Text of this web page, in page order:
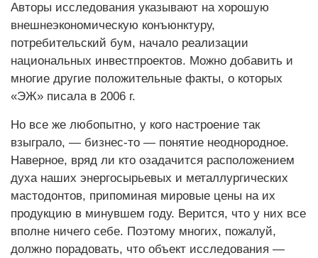
Авторы исследования указывают на хорошую
внешнеэкономическую конъюнктуру,
потребительский бум, начало реализации
национальных инвестпроектов. Можно добавить и
многие другие положительные факты, о которых
«ЭЖ» писала в 2006 г.
Но все же любопытно, у кого настроение так
взыграло, — бизнес-то — понятие неоднородное.
Наверное, вряд ли кто озадачится расположением
духа наших энергосырьевых и металлургических
мастодонтов, припоминая мировые цены на их
продукцию в минувшем году. Верится, что у них все
вполне ничего себе. Поэтому многих, пожалуй,
должно порадовать, что объект исследования —